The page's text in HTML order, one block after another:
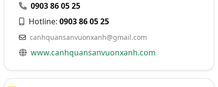
0903 86 05 25
Hotline:0903 86 05 25
canhquansanvuonxanh@gmail.com
www.canhquansanvuonxanh.com